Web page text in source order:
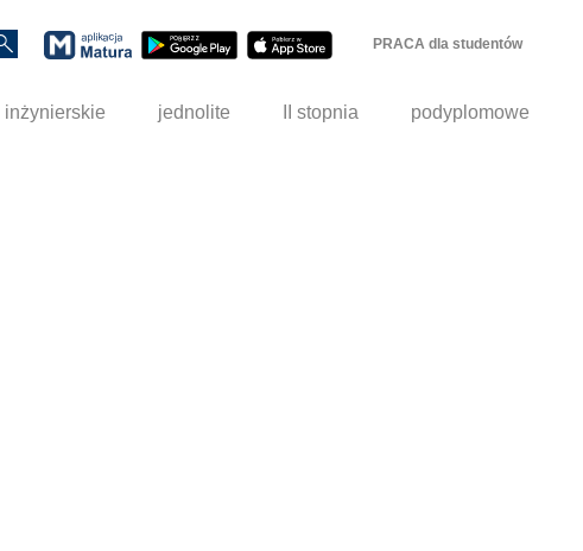
PRACA dla studentów
inżynierskie jednolite II stopnia podyplomowe